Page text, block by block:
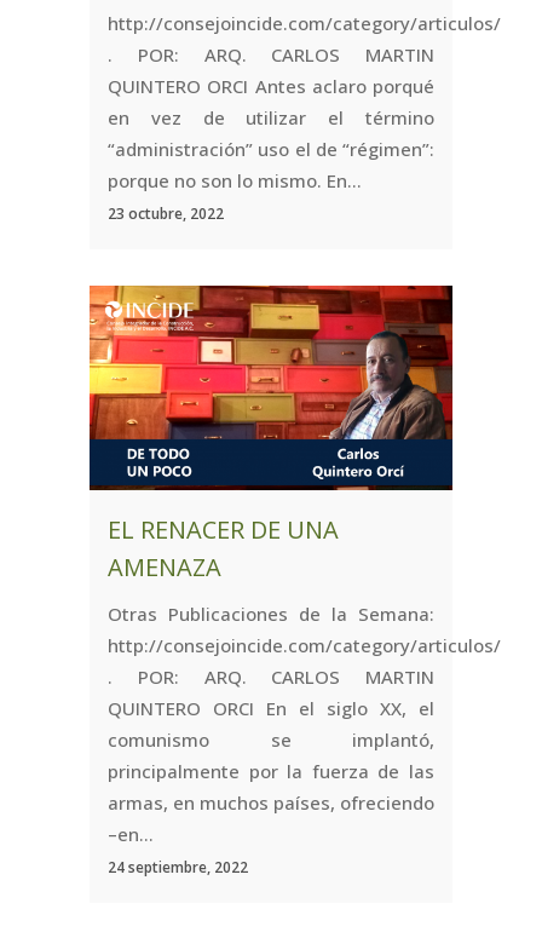
http://consejoincide.com/category/articulos/
. POR: ARQ. CARLOS MARTIN
QUINTERO ORCI Antes aclaro porqué
en vez de utilizar el término
“administración” uso el de “régimen”:
porque no son lo mismo. En...
23 octubre, 2022
EL RENACER DE UNA
AMENAZA
Otras Publicaciones de la Semana:
http://consejoincide.com/category/articulos/
. POR: ARQ. CARLOS MARTIN
QUINTERO ORCI En el siglo XX, el
comunismo se implantó,
principalmente por la fuerza de las
armas, en muchos países, ofreciendo
–en...
24 septiembre, 2022